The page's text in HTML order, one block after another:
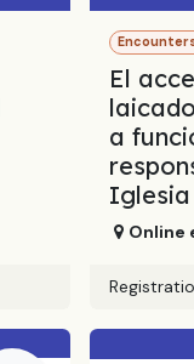
El
a
Iglesia
Online